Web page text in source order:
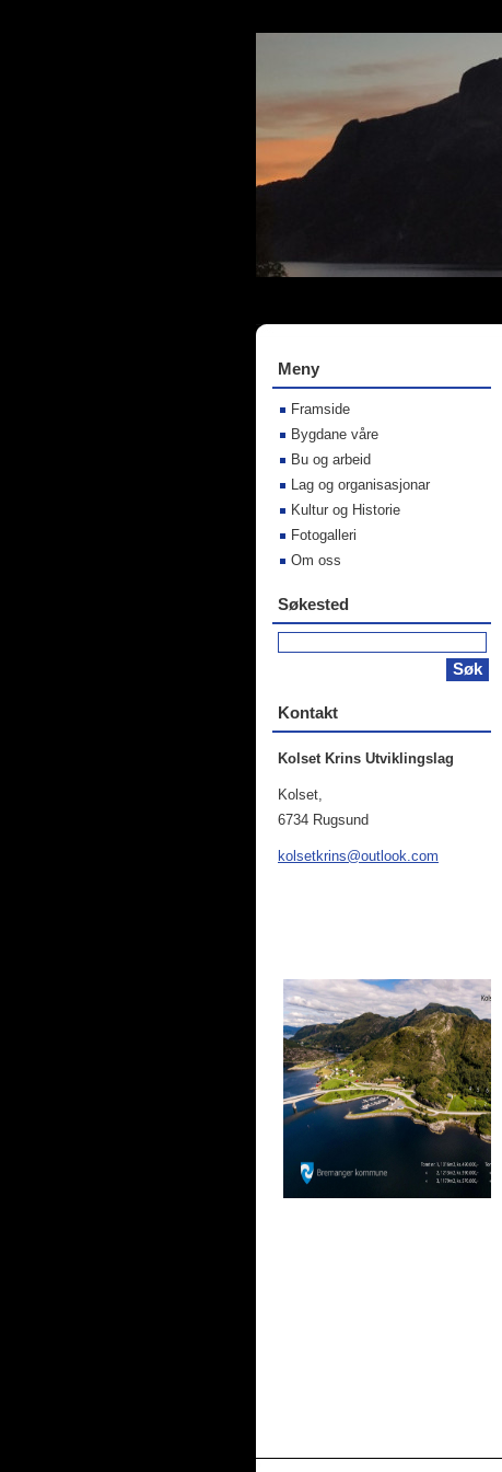
Meny
Framside
Bygdane våre
Bu og arbeid
Lag og organisasjonar
Kultur og Historie
Fotogalleri
Om oss
Søkested
Kontakt
Kolset Krins Utviklingslag
Kolset,
6734 Rugsund
kolsetkrins@outl ook.com